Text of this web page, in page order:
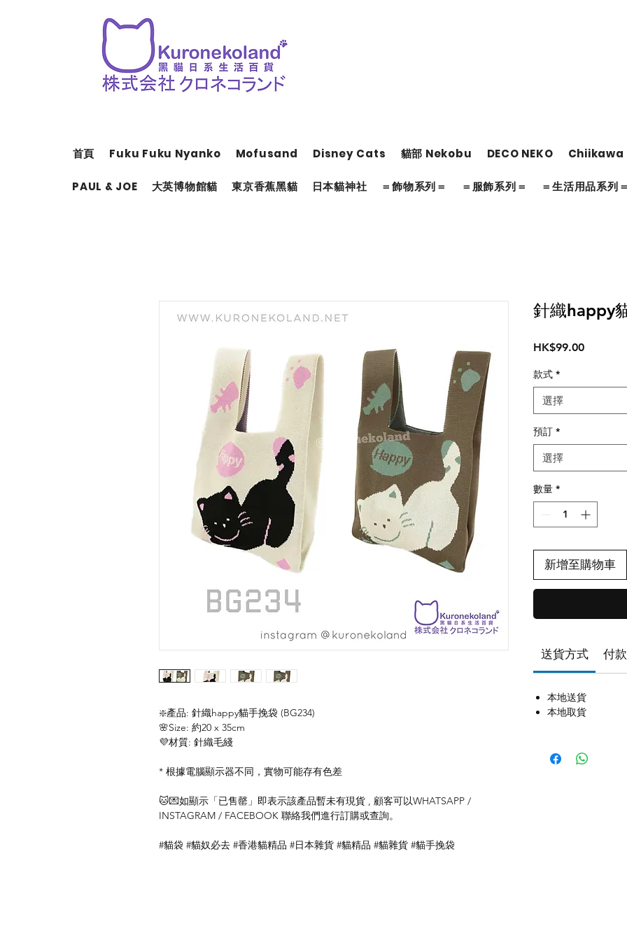
首頁 Fuku Fuku Nyanko Mofusand Disney Cats 貓部 Nekobu DECO NEKO Chiikawa
PAUL & JOE 大英博物館貓 東京香蕉黑貓 日本貓神社 ＝飾物系列＝ ＝服飾系列＝ ＝生活用品系列
❇️產品: 針織happy貓手挽袋 (BG234)
🌸Size: 約20 x 35cm
💜材質: 針織毛綫
* 根據電腦顯示器不同，實物可能存有色差
🐱💌如顯示「已售罄」即表示該產品暫未有現貨 , 顧客可以WHATSAPP /
INSTAGRAM / FACEBOOK 聯絡我們進行訂購或查詢。
#貓袋 #貓奴必去 #香港貓精品 #日本雜貨 #貓精品 #貓雜貨 #貓手挽袋
針織happy
HK$99.00價
款式 *
選擇
預訂 *
選擇
數量 *
新增至購物車
送貨方式 付
本地送貨
本地取貨